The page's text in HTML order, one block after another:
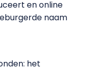
en online
naam
het